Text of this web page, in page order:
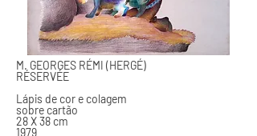
M. GEORGES RÉMI (HERGÉ)
RÉSERVÉE
Lápis de cor e colagem
sobre cartão
28 X 38 cm
1979